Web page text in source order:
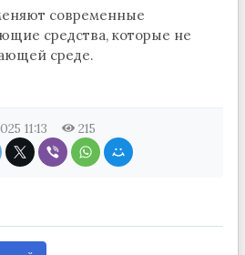
современные
средства, которые не
среде.
11:13 215